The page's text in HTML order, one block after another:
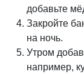
добавьте
Закройте
на ночь.
Утром
например,